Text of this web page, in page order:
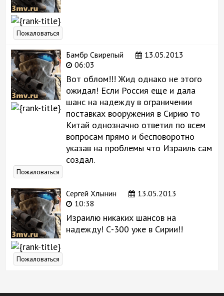
Пожаловаться
Бамбр Свирепый
13.05.2013
06:03
Вот облом!!! Жид однако не этого
ожидал! Если Россия еще и дала
шанс на надежду в ограничении
поставках вооружения в Сирию то
Китай однозначно ответил по всем
вопросам прямо и бесповоротно
указав на проблемы что Израиль сам
создал.
Пожаловаться
Сергей Хлынин
13.05.2013
10:38
Израилю никаких шансов на
надежду! С-300 уже в Сирии!!
Пожаловаться